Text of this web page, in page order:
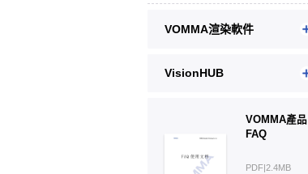
VOMMA渲染軟件
VisionHUB
VOMMA產品
FAQ
PDF|2.4MB